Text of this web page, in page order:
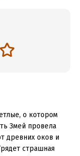
о котором
Змей провела
древних оков и
страшная